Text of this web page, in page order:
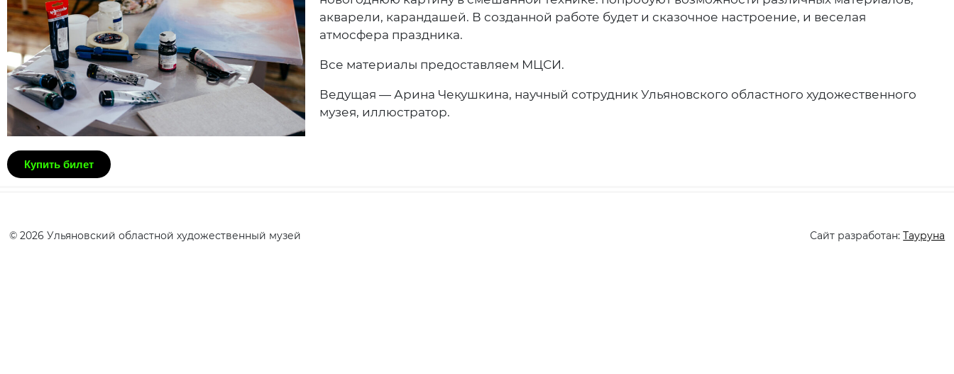
Купить билет
акварели, карандашей. В созданной работе будет и сказочное настроение, и веселая
атмосфера праздника.
Все материалы предоставляем МЦСИ.
Ведущая — Арина Чекушкина, научный сотрудник Ульяновского областного художественного
музея, иллюстратор.
© 2026 Ульяновский областной художественный музей Сайт разработан:Тауруна